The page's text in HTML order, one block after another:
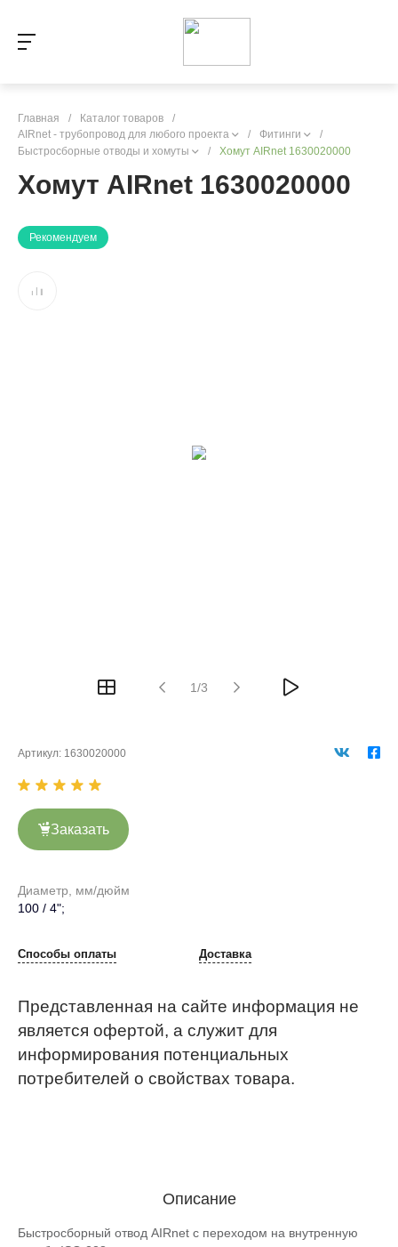
Главная / Каталог товаров
/
AIRnet - трубопровод для любого проекта
/ Фитинги
/
Быстросборные отводы и хомуты
/ Хомут AIRnet 1630020000
Хомут AIRnet 1630020000
Рекомендуем
1/3
Артикул: 1630020000
Заказать
Диаметр, мм/дюйм
100 / 4";
Способы оплаты Доставка
Представленная на сайте информация не
является офертой, а служит для
информирования потенциальных
потребителей о свойствах товара.
Описание
Быстросборный отвод AIRnet с переходом на внутренную